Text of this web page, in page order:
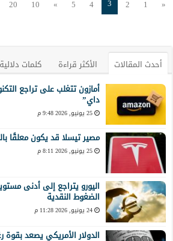
«
1
2
3
4
5
»
10
20
أحدث المقالات الأكثر قراءة
كلمات دلالية
أمازون تتغلب على تراجع
داي”
25 يونيو, 2026 9:48 م
مصير تيسلا قد يكون معلقًا
25 يونيو, 2026 8:11 م
اليورو يتراجع إلى أدنى
الضغوط النقدية
24 يونيو, 2026 11:28 م
الدولار الأمريكي يصعد بقوة